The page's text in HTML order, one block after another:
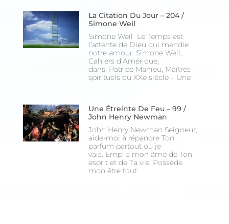
La Citation Du Jour – 204 /
Simone Weil
Simone Weil Le Temps est
l’attente de Dieu qui mendie
notre amour. Simone Weil,
Cahiers d’Amérique,
dans: Patrice Mahieu, Maîtres
spirituels du XXe siècle – Une
Une Étreinte De Feu – 99 /
John Henry Newman
John Henry Newman Seigneur,
aide-moi à répandre Ton
parfum partout où je
vais. Emplis mon âme de Ton
esprit et de Ta vie. Possède
mon être tout